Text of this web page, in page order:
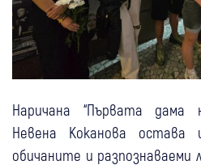
Наричана “Първата дама
Невена Коканова
обичаните и разпознаваеми